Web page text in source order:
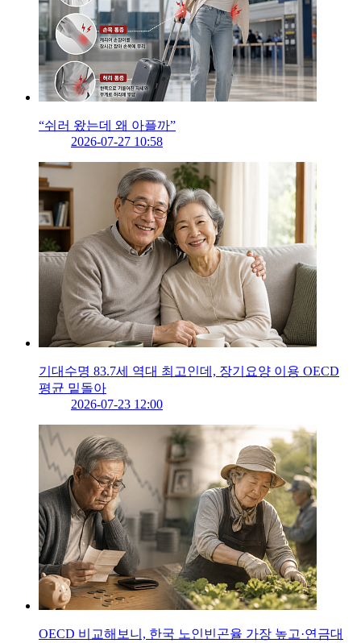
“쉬러 왔는데 왜 아플까”
2026-07-27 10:58
기대수명 83.7세 역대 최고인데, 장기요양 이용 OECD
평균 밑돌아
2026-07-23 12:00
OECD 비교해보니, 한국 노인빈곤율 가장 높고·연금대